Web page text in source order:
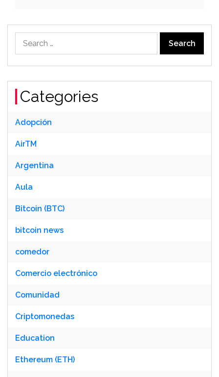
Categories
Adopción
AirTM
Argentina
Aula
Bitcoin (BTC)
bitcoin news
comedor
Comercio electrónico
Comunidad
Criptomonedas
Education
Ethereum (ETH)